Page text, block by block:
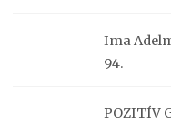
Ima
94.
POZITÍV